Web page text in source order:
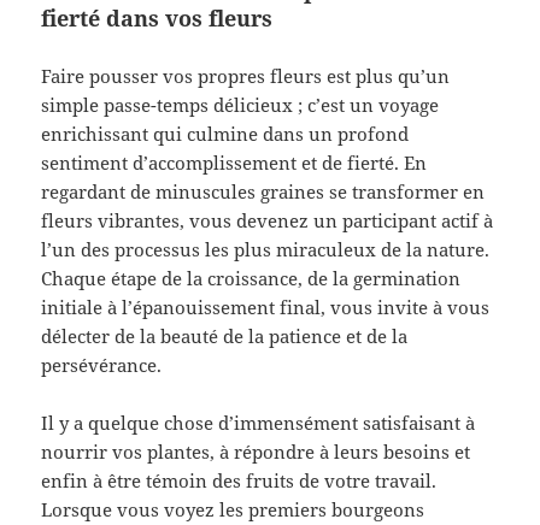
fierté dans vos fleurs
Faire pousser vos propres fleurs est plus qu’un
simple passe-temps délicieux ; c’est un voyage
enrichissant qui culmine dans un profond
sentiment d’accomplissement et de fierté. En
regardant de minuscules graines se transformer en
fleurs vibrantes, vous devenez un participant actif à
l’un des processus les plus miraculeux de la nature.
Chaque étape de la croissance, de la germination
initiale à l’épanouissement final, vous invite à vous
délecter de la beauté de la patience et de la
persévérance.
Il y a quelque chose d’immensément satisfaisant à
nourrir vos plantes, à répondre à leurs besoins et
enfin à être témoin des fruits de votre travail.
Lorsque vous voyez les premiers bourgeons